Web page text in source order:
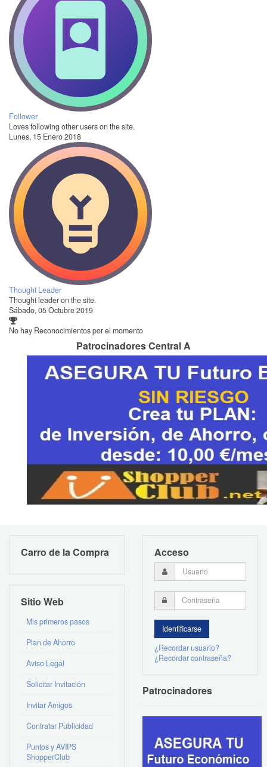
Follower
Loves following other users on the site.
Lunes, 15 Enero 2018
Thought Leader
Thought leader on the site.
Sábado, 05 Octubre 2019
No hay Reconocimientos por el momento
Patrocinadores Central A
Carro de la Compra
Sitio Web
Mis primeros pasos
Plan de Ahorro
Aviso Legal
Solicitar Invitación
Invitar Amigos
Contratar Publicidad
Puntos y AVIPS
ShopperClub
Acceso
¿Recordar usuario?
¿Recordar contraseña?
Patrocinadores